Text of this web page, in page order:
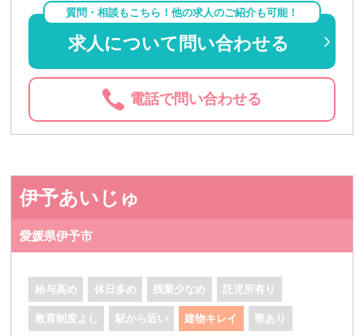
質問・相談もこちら！他の求人のご紹介も可能！
求人について問い合わせる
電話で問い合わせる
伊予あいじゅ
愛媛県伊予市
給与高め 休日多め 残業少なめ 託児所有り
教育制度よし 駅から近い 建物キレイ 寮あり